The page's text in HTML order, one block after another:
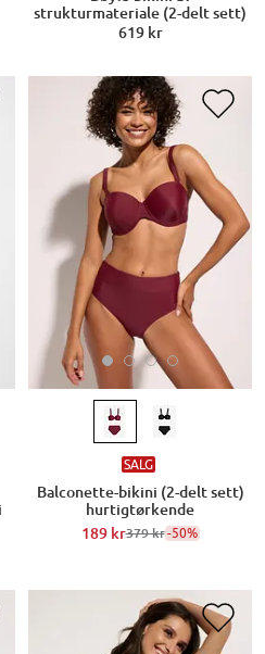
strukturmateriale (2-delt sett)
619 kr
SALG
Balconette-bikini (2-delt sett)
hurtigtørkende
189 kr379 kr-50%